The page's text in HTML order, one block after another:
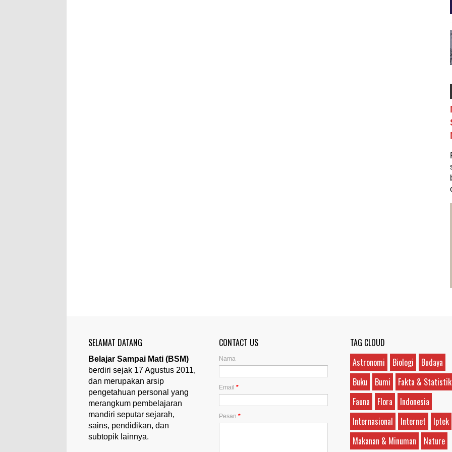
SELAMAT DATANG
Belajar Sampai Mati (BSM)
berdiri sejak 17 Agustus 2011,
dan merupakan arsip
pengetahuan personal yang
merangkum pembelajaran
mandiri seputar sejarah,
sains, pendidikan, dan
subtopik lainnya.
CONTACT US
Nama
Email*
Pesan*
TAG CLOUD
Astronomi
Biologi
Budaya
Buku
Bumi
Fakta & Statistik
Fauna
Flora
Indonesia
Internasional
Internet
Iptek
Makanan & Minuman
Nature